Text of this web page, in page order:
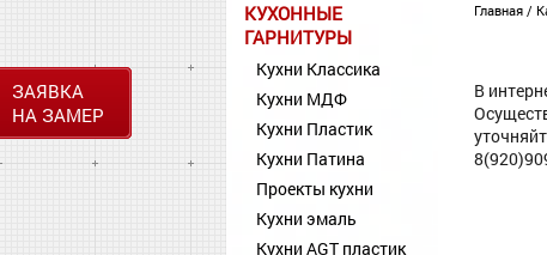
ЗАЯВКА
НА ЗАМЕР
КУХОННЫЕ
ГАРНИТУРЫ
Кухни Классика
Кухни МДФ
Кухни Пластик
Кухни Патина
Проекты кухни
Кухни эмаль
Кухни AGT пластик
Главная /
В